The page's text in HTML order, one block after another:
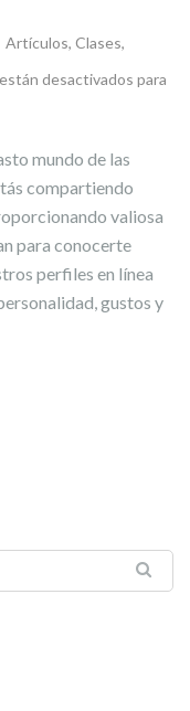
Artículos, Clases,
desactivados para
mundo de las
compartiendo
valiosa
para conocerte
perfiles en línea
gustos y